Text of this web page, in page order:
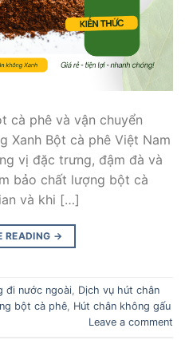
cà phê và vận chuyển
Xanh Bột cà phê Việt Nam
vị đặc trưng, đậm đà và
bảo chất lượng bột cà
và khi […]
READING →
đi nước ngoài Dịch vụ hút chân
bột cà phê Hút chân không gấu
Leave a comment